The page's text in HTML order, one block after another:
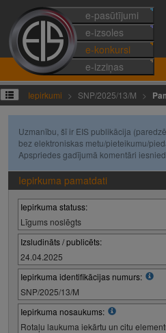
e-pasūtījumi
e-izsoles
e-konkursi
e-izziņas
Iepirkumi SNP/2025/13/M
Uzmanību, šī ir EIS publikācija
bez elektroniskas metu/pieteikumu/
Apspriedes gadījumā komentāri
Iepirkuma pamatdati
Iepirkuma statuss:
Līgums noslēgts
Izsludināts / publicēts:
24.04.2025
Iepirkuma identifikācijas numurs:
SNP/2025/13/M
Iepirkuma nosaukums:
Rotaļu laukuma iekārtu un citu